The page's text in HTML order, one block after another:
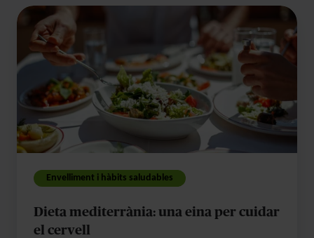
Dieta
mediterrània:
una
eina
per
cuidar
el
cervell
Envelliment i hàbits saludables
Dieta mediterrània: una eina per cuidar
el cervell